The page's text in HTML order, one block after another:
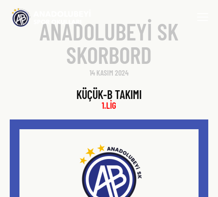
ANADOLUBEYİ SK
SKORBORD
14 KASIM 2024
KÜÇÜK-B TAKIMI
1.LİG